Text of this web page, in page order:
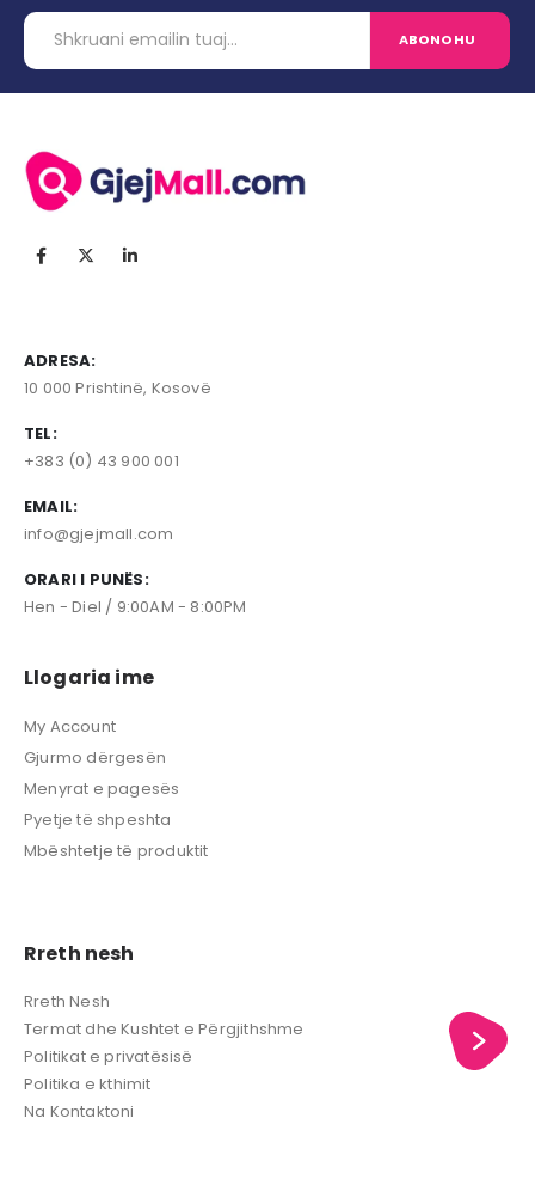
ADRESA:
10 000 Prishtinë, Kosovë
TEL:
+383 (0) 43 900 001
EMAIL:
info@gjejmall.com
ORARI I PUNËS:
Hen - Diel / 9:00AM - 8:00PM
Llogaria ime
My Account
Gjurmo dërgesën
Menyrat e pagesës
Pyetje të shpeshta
Mbështetje të produktit
Rreth nesh
Rreth Nesh
Termat dhe Kushtet e Përgjithshme
Politikat e privatësisë
Politika e kthimit
Na Kontaktoni